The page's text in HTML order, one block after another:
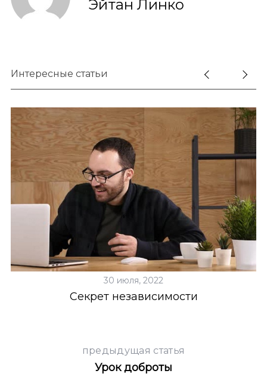
Эйтан Линко
Интересные статьи
30 июля, 2022
Секрет независимости
предыдущая статья
Урок доброты